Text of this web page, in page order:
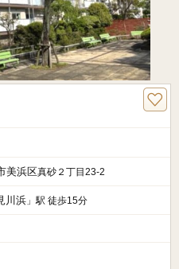
美浜区真砂２丁目23-2
川浜 」駅 徒歩15分